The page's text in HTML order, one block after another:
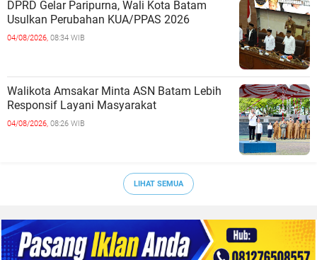
DPRD Gelar Paripurna, Wali Kota Batam
Usulkan Perubahan KUA/PPAS 2026
04/08/2026, 08:34 WIB
Walikota Amsakar Minta ASN Batam Lebih
Responsif Layani Masyarakat
04/08/2026, 08:26 WIB
LIHAT SEMUA